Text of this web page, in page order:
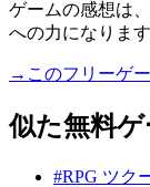
ゲームの感想は
への力になります
→このフリーゲ
似た無料ゲ
#RPG ツク